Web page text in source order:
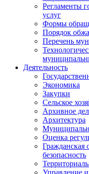
Регламенты
услуг
Формы
Порядок
Перечень
Деятельность
Экономика
Закупки
Сельское
Архивное
Архитектура
Оценка
Гражданская
безопасность
Управление